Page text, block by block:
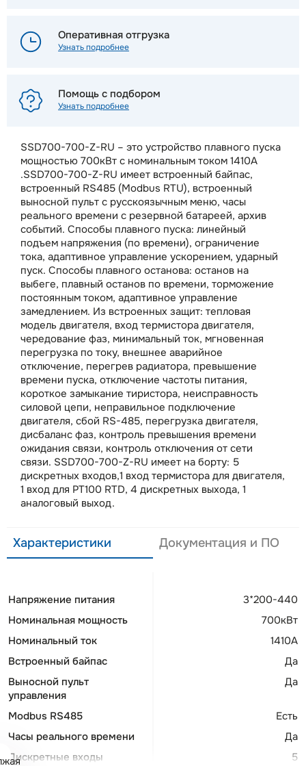
SSD700-700-Z-RU – это устройство плавного пуска
мощностью 700кВт с номинальным током 1410А
.SSD700-700-Z-RU имеет встроенный байпас,
встроенный RS485 (Modbus RTU), встроенный
выносной пульт с русскоязычным меню, часы
реального времени с резервной батареей, архив
событий. Способы плавного пуска: линейный
подъем напряжения (по времени), ограничение
тока, адаптивное управление ускорением, ударный
пуск. Способы плавного останова: останов на
выбеге, плавный останов по времени, торможение
постоянным током, адаптивное управление
замедлением. Из встроенных защит: тепловая
модель двигателя, вход термистора двигателя,
чередование фаз, минимальный ток, мгновенная
перегрузка по току, внешнее аварийное
отключение, перегрев радиатора, превышение
времени пуска, отключение частоты питания,
короткое замыкание тиристора, неисправность
силовой цепи, неправильное подключение
двигателя, сбой RS-485, перегрузка двигателя,
дисбаланс фаз, контроль превышения времени
ожидания связи, контроль отключения от сети
связи. SSD700-700-Z-RU имеет на борту: 5
дискретных входов,1 вход термистора для двигателя,
1 вход для PT100 RTD, 4 дискретных выхода, 1
аналоговый выход.
Характеристики Документация и ПО
Напряжение питания
3*200-440
Номинальная мощность
700кВт
Номинальный ток
1410А
Встроенный байпас
Да
Выносной пульт
управления
Да
Modbus RS485
Есть
Часы реального времени
Да
Дискретные входы
5
Оперативная отгрузка
Узнать подробнее
Помощь с подбором
Узнать подробнее